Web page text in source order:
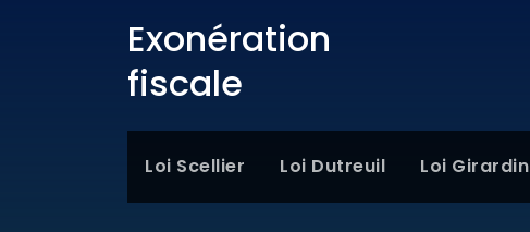
Exonération
fiscale
Loi Scellier Loi Dutreuil Loi Girardin